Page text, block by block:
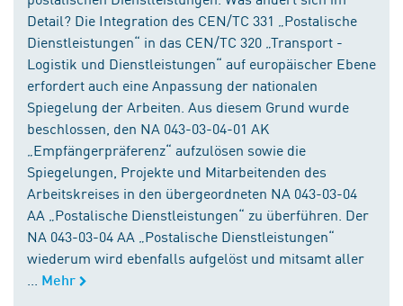
Detail? Die Integration des CEN/TC 331 „Postalische
Dienstleistungen“ in das CEN/TC 320 „Transport -
Logistik und Dienstleistungen“ auf europäischer Ebene
erfordert auch eine Anpassung der nationalen
Spiegelung der Arbeiten. Aus diesem Grund wurde
beschlossen, den NA 043-03-04-01 AK
„Empfängerpräferenz“ aufzulösen sowie die
Spiegelungen, Projekte und Mitarbeitenden des
Arbeitskreises in den übergeordneten NA 043-03-04
AA „Postalische Dienstleistungen“ zu überführen. Der
NA 043-03-04 AA „Postalische Dienstleistungen“
wiederum wird ebenfalls aufgelöst und mitsamt aller
Mehr